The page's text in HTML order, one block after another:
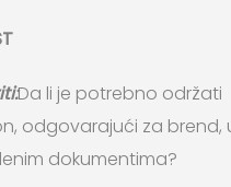
Da li je potrebno održati
odgovarajući za brend,
dokumentima?